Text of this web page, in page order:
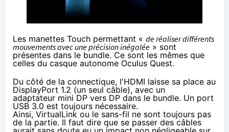
Les manettes Touch permettant « de réaliser différents
mouvements avec une précision inégalée » sont
présentes dans le bundle. Ce sont les mêmes que
celles du casque autonome Oculus Quest.
Du côté de la connectique, l'HDMI laisse sa place au
DisplayPort 1.2 (un seul câble), avec un
adaptateur mini DP vers DP dans le bundle. Un port
USB 3.0 est toujours nécessaire.
Ainsi, VirtualLink ou le sans-fil ne sont toujours pas
de la partie. Il faut dire que se passer des câbles